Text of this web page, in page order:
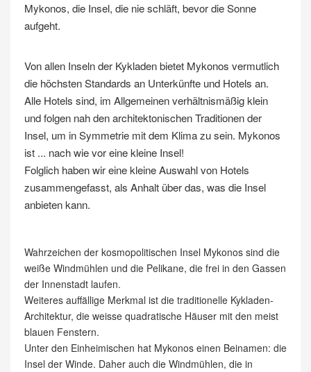
Mykonos, die Insel, die nie schläft, bevor die Sonne
aufgeht.
Von allen Inseln der Kykladen bietet Mykonos vermutlich
die höchsten Standards an Unterkünfte und Hotels an.
Alle Hotels sind, im Allgemeinen verhältnismäßig klein
und folgen nah den architektonischen Traditionen der
Insel, um in Symmetrie mit dem Klima zu sein. Mykonos
ist ... nach wie vor eine kleine Insel!
Folglich haben wir eine kleine Auswahl von Hotels
zusammengefasst, als Anhalt über das, was die Insel
anbieten kann.
Wahrzeichen der kosmopolitischen Insel Mykonos sind die
weiße Windmühlen und die Pelikane, die frei in den Gassen
der Innenstadt laufen.
Weiteres auffällige Merkmal ist die traditionelle Kykladen-
Architektur, die weisse quadratische Häuser mit den meist
blauen Fenstern.
Unter den Einheimischen hat Mykonos einen Beinamen: die
Insel der Winde. Daher auch die Windmühlen, die in